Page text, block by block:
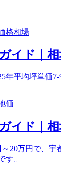
格相場
イド｜
年平均坪単価
価
イド｜
20万円で、
す。